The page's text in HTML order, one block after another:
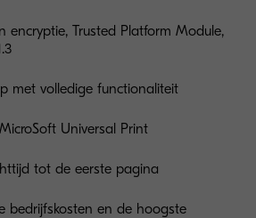
encryptie, Trusted Platform Module,
met volledige functionaliteit
Universal Print
tot de eerste pagina
bedrijfskosten en de hoogste